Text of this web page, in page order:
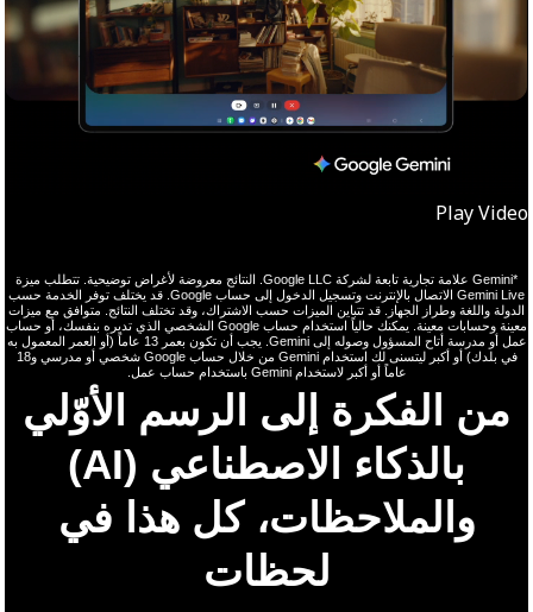
Play Video
*Gemini علامة تجارية تابعة لشركة Google LLC. النتائج معروضة لأغراض توضيحية. تتطلب ميزة
Gemini Live الاتصال بالإنترنت وتسجيل الدخول إلى حساب Google. قد يختلف توفر الخدمة حسب
الدولة واللغة وطراز الجهاز. قد تتباين الميزات حسب الاشتراك، وقد تختلف النتائج. متوافق مع ميزات
معينة وحسابات معينة. يمكنك حالياً استخدام حساب Google الشخصي الذي تديره بنفسك، أو حساب
عمل أو مدرسة أتاح المسؤول وصوله إلى Gemini. يجب أن تكون بعمر 13 عاماً (أو العمر المعمول به
في بلدك) أو أكبر ليتسنى لك استخدام Gemini من خلال حساب Google شخصي أو مدرسي و18
عاماً أو أكبر لاستخدام Gemini باستخدام حساب عمل.
من الفكرة إلى الرسم الأوّلي
بالذكاء الاصطناعي (AI)
والملاحظات، كل هذا في
لحظات